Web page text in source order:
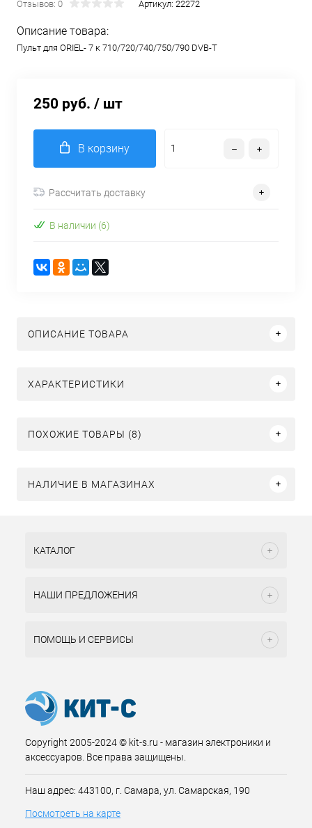
Отзывов: 0 Артикул: 22272
Описание товара:
Пульт для ORIEL- 7 к 710/720/740/750/790 DVB-T
250 руб. / шт
В корзину
Рассчитать доставку
В наличии (6)
ОПИСАНИЕ ТОВАРА
ХАРАКТЕРИСТИКИ
ПОХОЖИЕ ТОВАРЫ (8)
НАЛИЧИЕ В МАГАЗИНАХ
КАТАЛОГ
НАШИ ПРЕДЛОЖЕНИЯ
ПОМОЩЬ И СЕРВИСЫ
Copyright 2005-2024 © kit-s.ru - магазин электроники и
аксессуаров. Все права защищены.
Наш адрес: 443100, г. Самара, ул. Самарская, 190
Посмотреть на карте